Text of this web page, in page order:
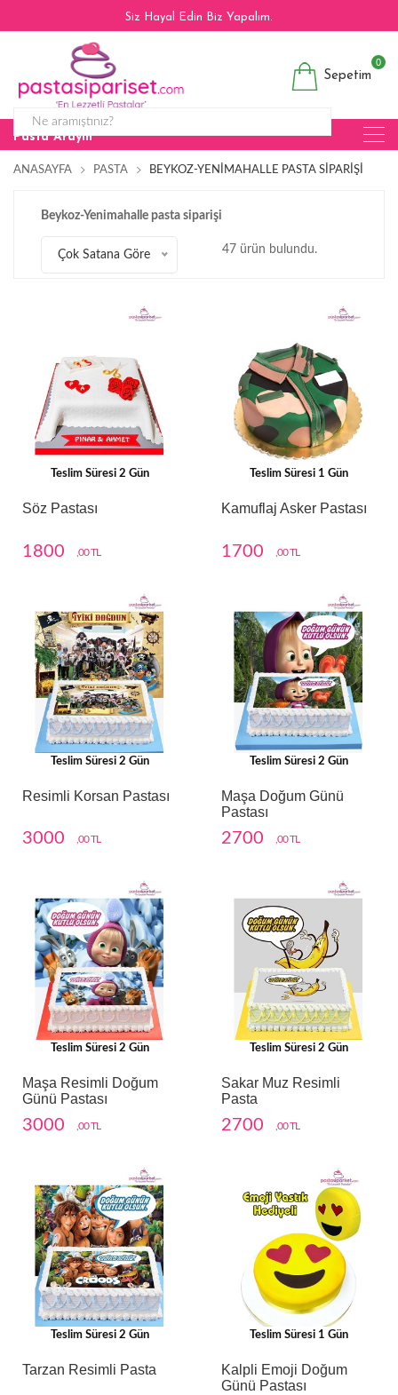
Siz Hayal Edin Biz Yapalım.
Sepetim
0
Pasta Arayın
ANASAYFA PASTA BEYKOZ-YENIMAHALLE PASTA SIPARIŞI
Beykoz-Yenimahalle pasta siparişi
Çok Satana Göre 47 ürün bulundu.
Teslim Süresi 2 Gün
Söz Pastası
1800 ,00 TL
Teslim Süresi 1 Gün
Kamuflaj Asker Pastası
1700 ,00 TL
Teslim Süresi 2 Gün
Resimli Korsan Pastası
3000 ,00 TL
Teslim Süresi 2 Gün
Maşa Doğum Günü
Pastası
2700 ,00 TL
Teslim Süresi 2 Gün
Maşa Resimli Doğum
Günü Pastası
3000 ,00 TL
Teslim Süresi 2 Gün
Sakar Muz Resimli
Pasta
2700 ,00 TL
Teslim Süresi 2 Gün
Tarzan Resimli Pasta
Teslim Süresi 1 Gün
Kalpli Emoji Doğum
Günü Pastası